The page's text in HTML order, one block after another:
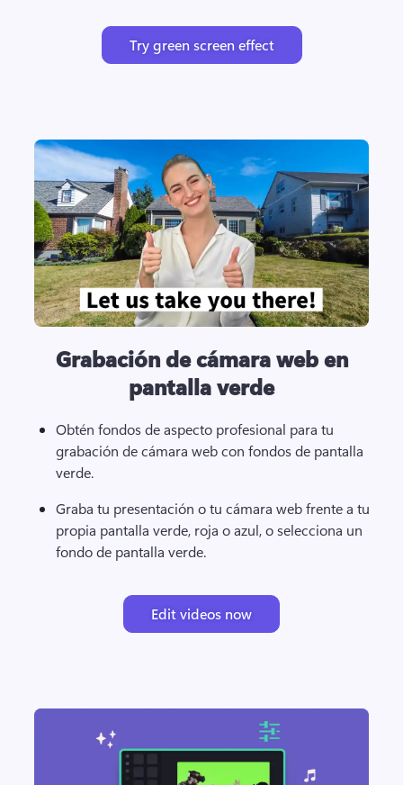
Try green screen effect
Grabación de cámara web en
pantalla verde
Obtén fondos de aspecto profesional para tu
grabación de cámara web con fondos de pantalla
verde.
Graba tu presentación o tu cámara web frente a tu
propia pantalla verde, roja o azul, o selecciona un
fondo de pantalla verde.
Edit videos now